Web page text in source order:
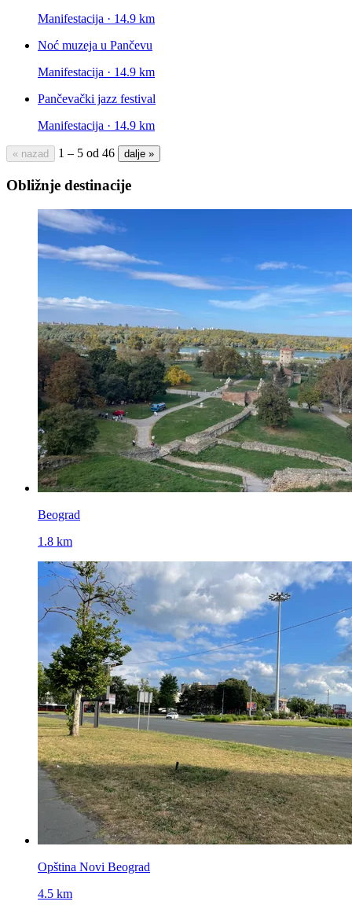
Manifestacija · 14.9 km
Noć muzeja u Pančevu
Manifestacija · 14.9 km
Pančevački jazz festival
Manifestacija · 14.9 km
« nazad 1 – 5 od 46 dalje »
Obližnje destinacije
Beograd
1.8 km
Opština Novi Beograd
4.5 km